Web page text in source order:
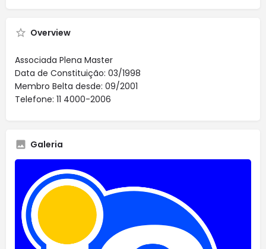
Overview
Associada Plena Master
Data de Constituição: 03/1998
Membro Belta desde: 09/2001
Telefone: 11 4000-2006
Galeria